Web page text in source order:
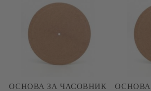
ОСНОВА ЗА ЧАСОВНИК